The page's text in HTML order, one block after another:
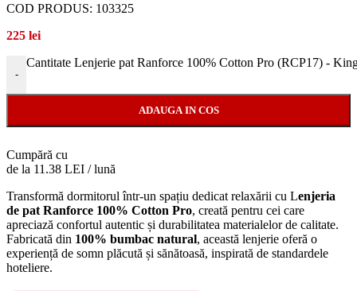
COD PRODUS: 103325
225 lei
-
Cantitate Lenjerie pat Ranforce 100% Cotton Pro (RCP17) -
ADAUGA IN COS
Cumpără cu
de la 11.38 LEI / lună
Transformă dormitorul într-un spațiu dedicat relaxării cu Lenjeria
de pat Ranforce 100% Cotton Pro, creată pentru cei care
apreciază confortul autentic și durabilitatea materialelor de calitate.
Fabricată din 100% bumbac natural, această lenjerie oferă o
experiență de somn plăcută și sănătoasă, inspirată de standardele
hoteliere.